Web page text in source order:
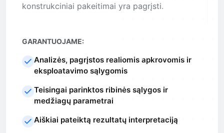
konstrukciniai pakeitimai yra pagrįsti.
GARANTUOJAME:
Analizės, pagrįstos realiomis apkrovomis ir
eksploatavimo sąlygomis
Teisingai parinktos ribinės sąlygos ir
medžiagų parametrai
Aiškiai pateiktą rezultatų interpretaciją